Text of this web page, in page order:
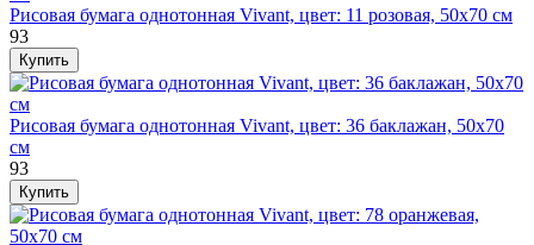
Рисовая бумага однотонная Vivant, цвет: 11 розовая, 50х70 см
93
Рисовая бумага однотонная Vivant, цвет: 36 баклажан, 50х70
см
93